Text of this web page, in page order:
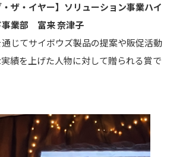
・ザ・イヤー】ソリューション事業ハイ
事業部 富来 奈津子
じてサイボウズ製品の提案や販促活動
績を上げた人物に対して贈られる賞で